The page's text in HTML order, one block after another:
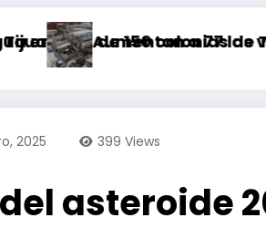
de 150 colonias de Tijuana
Aumentan a 77 las viviendas
2025 399 Views
asteroide